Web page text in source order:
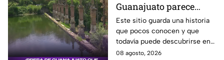
Guanajuato parece
haberse quedado
atrapada en el tiempo;
¿cuál es?
Este sitio guarda una historia
que pocos conocen y que
todavía puede descubrirse en
Guanajuato.
08 agosto, 2026